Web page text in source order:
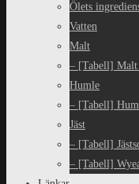
Ölets
Vatten
Malt
– [Tabell]
Humle
– [Tabell]
Jäst
– [Tabell]
– [Tabell]